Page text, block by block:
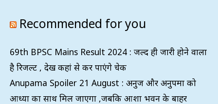
Recommended for you
69th BPSC Mains Result 2024 : जल्द ही जारी होने वाला
है रिजल्ट , देख कहां से कर पाएंगे चेक
Anupama Spoiler 21 August : अनुज और अनुपमा को
आध्या का साथ मिल जाएगा ,जबकि आशा भवन के बाहर